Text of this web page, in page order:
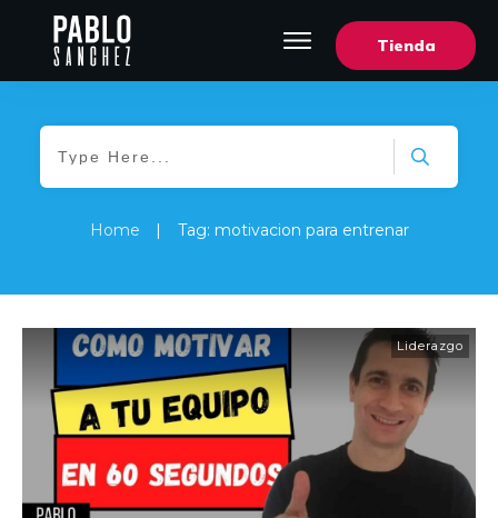
Tienda
Home Tag: motivacion para entrenar
Liderazgo